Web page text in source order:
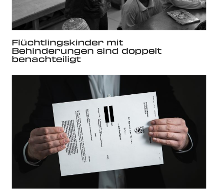
Flüchtlingskinder mit
Behinderungen sind doppelt
benachteiligt